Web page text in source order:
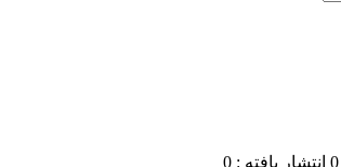
انتشار یافته : 0